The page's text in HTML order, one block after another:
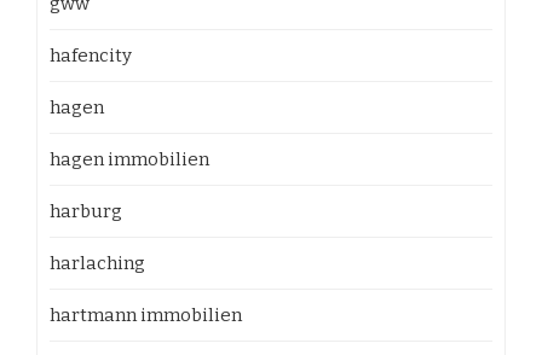
hafencity
hagen
hagen immobilien
harburg
harlaching
hartmann immobilien